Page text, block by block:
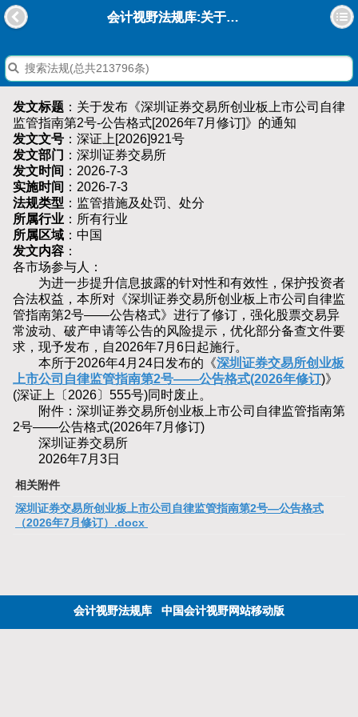
会计视野法规库:关于发布《深圳证券交易所创业板上市公司自律监管指南第2号-公告格式[2026年7月修订]》的通知
发文标题 ：关于发布《深圳证券交易所创业板上市公司自律
监管指南第2号-公告格式[2026年7月修订]》的通知
发文文号 ：深证上[2026]921号
发文部门 ：深圳证券交易所
发文时间 ：2026-7-3
实施时间 ：2026-7-3
法规类型 ：监管措施及处罚、处分
所属行业 ：所有行业
所属区域 ：中国
发文内容 ：
各市场参与人：
为进一步提升信息披露的针对性和有效性，保护投资者
合法权益，本所对《深圳证券交易所创业板上市公司自律监
管指南第2号——公告格式》进行了修订，强化股票交易异
常波动、破产申请等公告的风险提示，优化部分备查文件要
求，现予发布，自2026年7月6日起施行。
本所于2026年4月24日发布的《深圳证券交易所创业板
上市公司自律监管指南第2号——公告格式(2026年修订)》
(深证上〔2026〕555号)同时废止。
附件：深圳证券交易所创业板上市公司自律监管指南第
2号——公告格式(2026年7月修订)
深圳证券交易所
2026年7月3日
相关附件
深圳证券交易所创业板上市公司自律监管指南第2号—公告格式
（2026年7月修订）.docx
会计视野法规库 中国会计视野网站移动版